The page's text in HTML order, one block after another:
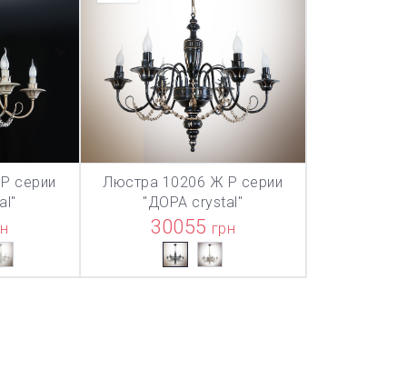
ТОВАР ДОБАВЛЕН В КОРЗИНУ
ТОВАР ДОБАВЛЕН В КОРЗИНУ
серии
В КОРЗИНУ
Люстра 10206 Ж Р серии
"ДОРА crystal"
30055 грн